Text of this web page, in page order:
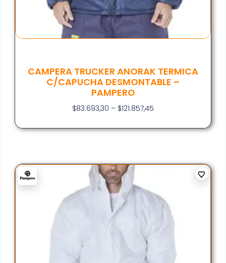
CAMPERA TRUCKER ANORAK TERMICA
C/CAPUCHA DESMONTABLE –
PAMPERO
$83.693,30 – $121.857,45